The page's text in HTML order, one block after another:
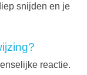
snijden en je
reactie.